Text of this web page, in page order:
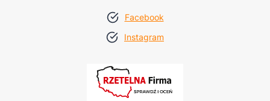
Facebook
Instagram